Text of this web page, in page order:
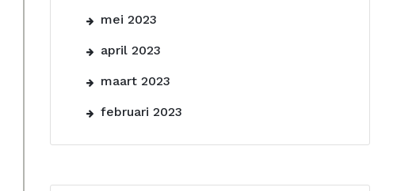
mei 2023
april 2023
maart 2023
februari 2023